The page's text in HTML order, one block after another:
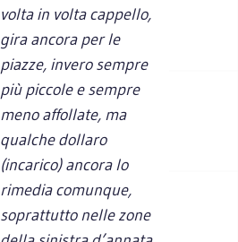
volta in volta cappello,
gira ancora per le
piazze, invero sempre
più piccole e sempre
meno affollate, ma
qualche dollaro
(incarico) ancora lo
rimedia comunque,
soprattutto nelle zone